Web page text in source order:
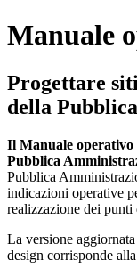
Manuale
Progettare
della
Il Manuale operativo
Pubblica
Pubblica
indicazioni operative
realizzazione dei
La versione
design corrisponde alla